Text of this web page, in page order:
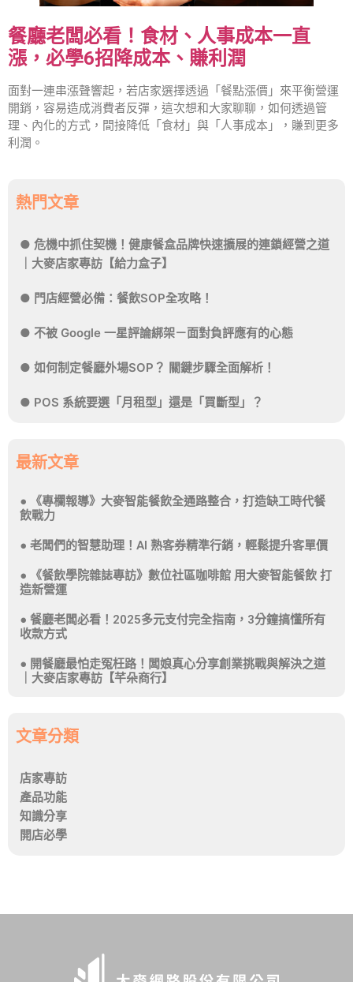
餐廳老闆必看！食材、人事成本一直
漲，必學6招降成本、賺利潤
面對一連串漲聲響起，若店家選擇透過「餐點漲價」來平衡營運
開銷，容易造成消費者反彈，這次想和大家聊聊，如何透過管
理、內化的方式，間接降低「食材」與「人事成本」，賺到更多
利潤。
熱門文章
危機中抓住契機！健康餐盒品牌快速擴展的連鎖經營之道
｜大麥店家專訪【給力盒子】
門店經營必備：餐飲SOP全攻略！
不被 Google 一星評論綁架－面對負評應有的心態
如何制定餐廳外場SOP？ 關鍵步驟全面解析！
POS 系統要選「月租型」還是「買斷型」？
最新文章
《專欄報導》大麥智能餐飲全通路整合，打造缺工時代餐
飲戰力
老闆們的智慧助理！AI 熟客券精準行銷，輕鬆提升客單價
《餐飲學院雜誌專訪》數位社區咖啡館 用大麥智能餐飲 打
造新營運
餐廳老闆必看！2025多元支付完全指南，3分鐘搞懂所有
收款方式
開餐廳最怕走冤枉路！闆娘真心分享創業挑戰與解決之道
｜大麥店家專訪【芊朵商行】
文章分類
店家專訪
產品功能
知識分享
開店必學